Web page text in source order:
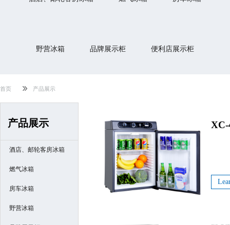
野营冰箱 品牌展示柜 便利店展示柜
首页 产品展示
产品展示
酒店、邮轮客房冰箱
燃气冰箱
房车冰箱
野营冰箱